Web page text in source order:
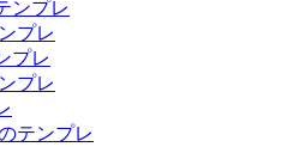
ンプレ
プレ
プレ
プレ
テンプレ